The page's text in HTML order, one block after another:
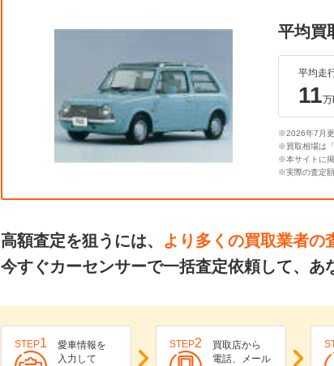
平均買
平均走
11
※2026年7月
※買取相場は
※本サイトに
※実際の査定額
高額査定を狙うには、 より多くの買取業者の
今すぐカーセンサーで一括査定依頼して、あ
STEP1
愛車情報を
入力して
STEP2
買取店から
電話、メール